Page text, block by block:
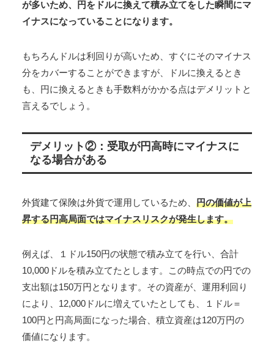
が多いため、円をドルに換えて積み立てをした瞬間にマ
イナスになっていることになります。
もちろんドルは利回りが高いため、すぐにそのマイナス
分をカバーすることができますが、ドルに換えるとき
も、円に換えるときも手数料がかかる点はデメリットと
言えるでしょう。
デメリット②：受取が円高時にマイナスに
なる場合がある
外貨建て保険は外貨で運用しているため、 円の価値が上
昇する円高局面ではマイナスリスクが発生します。
例えば、１ドル150円の状態で積み立てを行い、合計
10,000ドルを積み立てたとします。この時点での円での
支出額は150万円となります。その資産が、運用利回り
により、12,000ドルに増えていたとしても、１ドル＝
100円と円高局面になった場合、積立資産は120万円の
価値になります。